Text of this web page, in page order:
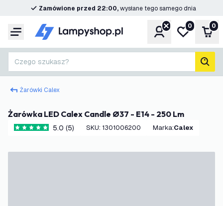
Zamówione przed 22:00,wysłane tego samego dnia
Menu KontoMoja lista
0 0
Czego szukasz?
Żarówki Calex
Żarówka LED Calex Candle Ø37 - E14 - 250 Lm
5 Gwiazdki oceny
5.0 (5) SKU: 1301006200 Marka: Calex